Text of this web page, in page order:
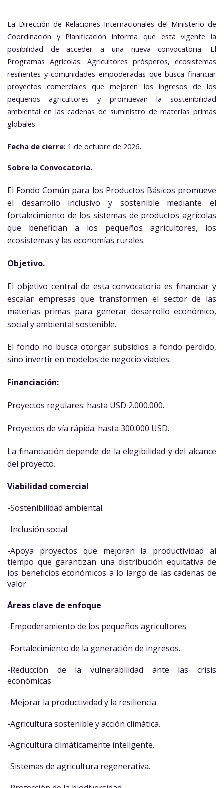
La Dirección de Relaciones Internacionales del Ministerio de
Coordinación y Planificación informa que está vigente la
posibilidad de acceder a una nueva convocatoria. El
Programas Agrícolas: Agricultores prósperos, ecosistemas
resilientes y comunidades empoderadas que busca financiar
proyectos comerciales que mejoren los ingresos de los
pequeños agricultores y promuevan la sostenibilidad
ambiental en las cadenas de suministro de materias primas
globales.
Fecha de cierre: 1 de octubre de 2026.
Sobre la Convocatoria.
El Fondo Común para los Productos Básicos promueve
el desarrollo inclusivo y sostenible mediante el
fortalecimiento de los sistemas de productos agrícolas
que benefician a los pequeños agricultores, los
ecosistemas y las economías rurales.
Objetivo.
El objetivo central de esta convocatoria es financiar y
escalar empresas que transformen el sector de las
materias primas para generar desarrollo económico,
social y ambiental sostenible.
El fondo no busca otorgar subsidios a fondo perdido,
sino invertir en modelos de negocio viables.
Financiación:
Proyectos regulares: hasta USD 2.000.000.
Proyectos de vía rápida: hasta 300.000 USD.
La financiación depende de la elegibilidad y del alcance
del proyecto.
Viabilidad comercial
-Sostenibilidad ambiental.
-Inclusión social.
-Apoya proyectos que mejoran la productividad al
tiempo que garantizan una distribución equitativa de
los beneficios económicos a lo largo de las cadenas de
valor.
Áreas clave de enfoque
-Empoderamiento de los pequeños agricultores.
-Fortalecimiento de la generación de ingresos.
-Reducción de la vulnerabilidad ante las crisis
económicas
-Mejorar la productividad y la resiliencia.
-Agricultura sostenible y acción climática.
-Agricultura climáticamente inteligente.
-Sistemas de agricultura regenerativa.